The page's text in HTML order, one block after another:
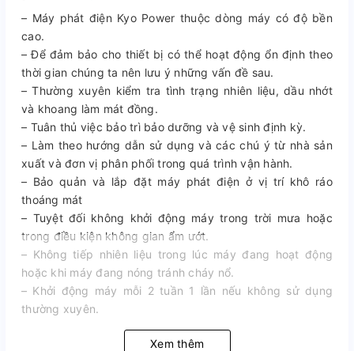
– Máy phát điện Kyo Power thuộc dòng máy có độ bền
cao.
– Để đảm bảo cho thiết bị có thể hoạt động ổn định theo
thời gian chúng ta nên lưu ý những vấn đề sau.
– Thường xuyên kiểm tra tình trạng nhiên liệu, dầu nhớt
và khoang làm mát đồng.
– Tuân thủ việc bảo trì bảo dưỡng và vệ sinh định kỳ.
– Làm theo hướng dẫn sử dụng và các chú ý từ nhà sản
xuất và đơn vị phân phối trong quá trình vận hành.
– Bảo quản và lắp đặt máy phát điện ở vị trí khô ráo
thoáng mát
– Tuyệt đối không khởi động máy trong trời mưa hoặc
trong điều kiện không gian ẩm ướt.
– Không tiếp nhiên liệu trong lúc máy đang hoạt động
hoặc khi máy đang nóng tránh cháy nổ.
– Khởi động máy mỗi 2 tuần 1 lần nếu không sử dụng
thường xuyên.
Xem thêm